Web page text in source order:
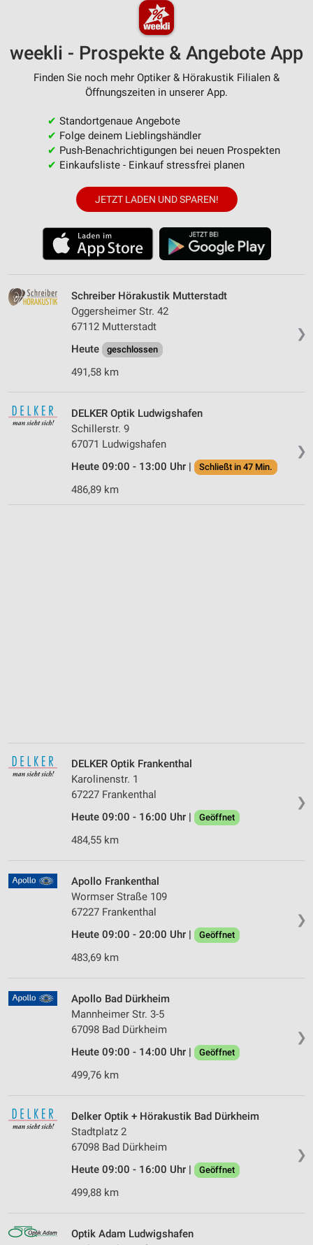
weekli - Prospekte & Angebote App
Finden Sie noch mehr Optiker & Hörakustik Filialen &
Öffnungszeiten in unserer App.
✔ Standortgenaue Angebote
✔ Folge deinem Lieblingshändler
✔ Push-Benachrichtigungen bei neuen Prospekten
✔ Einkaufsliste - Einkauf stressfrei planen
JETZT LADEN UND SPAREN!
❯
Schreiber Hörakustik Mutterstadt
Oggersheimer Str. 42
67112 Mutterstadt
Heute
geschlossen
491,58 km
❯
DELKER Optik Ludwigshafen
Schillerstr. 9
67071 Ludwigshafen
Heute 09:00 - 13:00 Uhr |
Schließt in 47 Min.
486,89 km
❯
DELKER Optik Frankenthal
Karolinenstr. 1
67227 Frankenthal
Heute 09:00 - 16:00 Uhr |
Geöffnet
484,55 km
❯
Apollo Frankenthal
Wormser Straße 109
67227 Frankenthal
Heute 09:00 - 20:00 Uhr |
Geöffnet
483,69 km
❯
Apollo Bad Dürkheim
Mannheimer Str. 3-5
67098 Bad Dürkheim
Heute 09:00 - 14:00 Uhr |
Geöffnet
499,76 km
❯
Delker Optik + Hörakustik Bad Dürkheim
Stadtplatz 2
67098 Bad Dürkheim
Heute 09:00 - 16:00 Uhr |
Geöffnet
499,88 km
Optik Adam Ludwigshafen